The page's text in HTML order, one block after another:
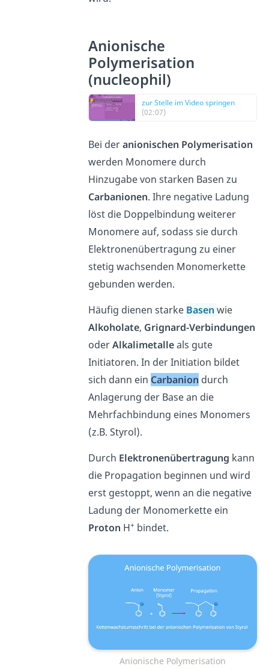
Anionische
Polymerisation
(nucleophil)
zur Stelle im Video springen
(02:07)
Bei deranionischen Polymerisation
werden Monomere durch
Hinzugabe von starken Basen zu
Carbanionen. Ihre negative Ladung
löst die Doppelbindung weiterer
Monomere auf, sodass sie durch
Elektronenübertragung zu einer
stetig wachsenden Monomerkette
gebunden werden.
Häufig dienen starke Basenwie
Alkoholate, Grignard-Verbindungen
oderAlkalimetalleals gute
Initiatoren. In der Initiation bildet
sich dann ein Carbanion durch
Anlagerung der Base an die
Mehrfachbindung eines Monomers
(z.B. Styrol).
Durch Elektronenübertragung kann
die Propagation beginnen und wird
erst gestoppt, wenn an die negative
Ladung der Monomerkette ein
Proton H+ bindet.
Anionische Polymerisation